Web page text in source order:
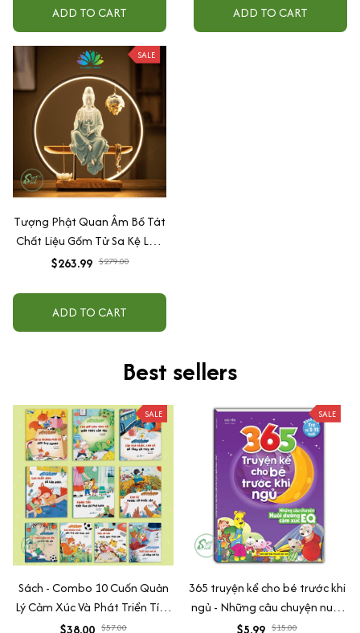
ADD TO CART ADD TO CART
SALE
Tượng Phật Quan Âm Bồ Tát
Chất Liệu Gốm Tử Sa Kệ Led
Hào Quang Decor Trang Trí
$263.99 $279.00
ADD TO CART
Best sellers
SALE
Sách - Combo 10 Cuốn Quản
Lý Cảm Xúc Và Phát Triển Tính
Cách Cho Bé Từ 2 - 6 Tuổi
$38.00 $57.00
SALE
365 truyện kể cho bé trước khi
ngủ - Những câu chuyện nuôi
dưỡng cảm xúc EQ (2-12 tuổi)
$5.99 $15.00